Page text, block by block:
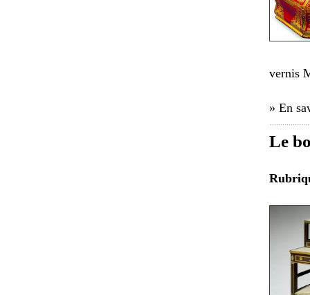
vernis
» En
Le